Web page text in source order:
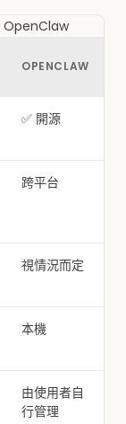
OpenClaw
OPENCLAW
✅ 開源
跨平台
視情況而定
本機
由使用者自
行管理